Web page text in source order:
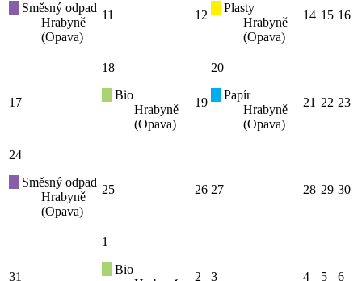
Směsný odpad
Hrabyně
(Opava)
11 12
Plasty
Hrabyně
(Opava)
14 15 16
17
18
Bio
Hrabyně
(Opava)
19
20
Papír
Hrabyně
(Opava)
21 22 23
24
Směsný odpad
Hrabyně
(Opava)
25 26 27 28 29 30
31
1
Bio
2 3 4 5 6